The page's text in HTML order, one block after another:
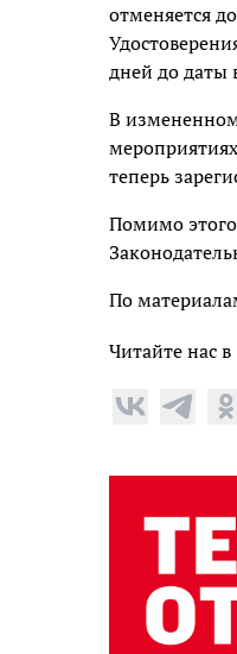
отменяется
дней до даты
В
теперь
Помимо
По
Читайте нас в